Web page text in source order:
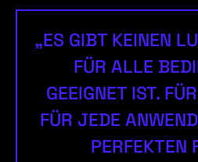
„ES GIBT KEINEN
FÜR ALLE
GEEIGNET IST.
FÜR JEDE
PERFEKTEN